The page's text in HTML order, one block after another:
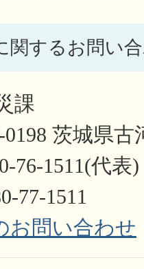
関するお問い
課
茨城県古
76-1511(代表)
77-1511​​​​​​​
お問い合わせ